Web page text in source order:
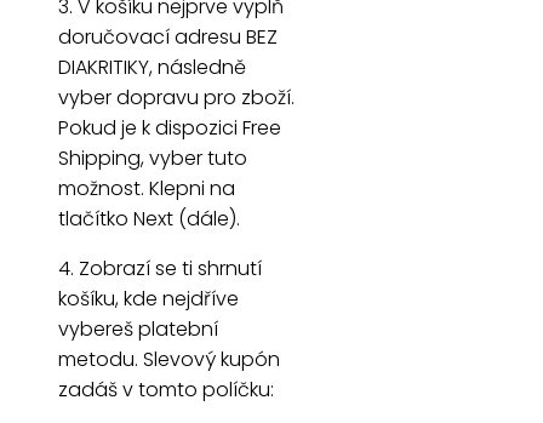
3. V košíku nejprve vyplň
doručovací adresu BEZ
DIAKRITIKY, následně
vyber dopravu pro zboží.
Pokud je k dispozici Free
Shipping, vyber tuto
možnost. Klepni na
tlačítko Next (dále).
4. Zobrazí se ti shrnutí
košíku, kde nejdříve
vybereš platební
metodu. Slevový kupón
zadáš v tomto políčku: